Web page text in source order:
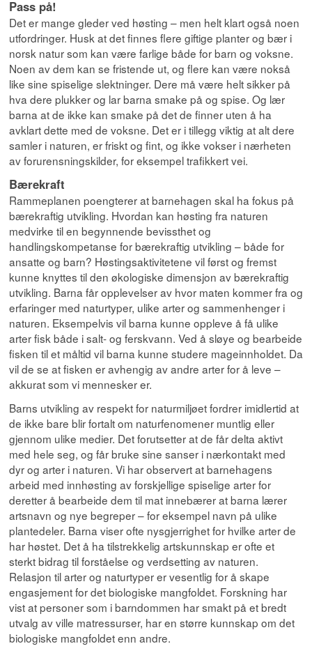
Pass på!
Det er mange gleder ved høsting – men helt klart også noen
utfordringer. Husk at det finnes flere giftige planter og bær i
norsk natur som kan være farlige både for barn og voksne.
Noen av dem kan se fristende ut, og flere kan være nokså
like sine spiselige slektninger. Dere må være helt sikker på
hva dere plukker og lar barna smake på og spise. Og lær
barna at de ikke kan smake på det de finner uten å ha
avklart dette med de voksne. Det er i tillegg viktig at alt dere
samler i naturen, er friskt og fint, og ikke vokser i nærheten
av forurensningskilder, for eksempel trafikkert vei.
Bærekraft
Rammeplanen poengterer at barnehagen skal ha fokus på
bærekraftig utvikling. Hvordan kan høsting fra naturen
medvirke til en begynnende bevissthet og
handlingskompetanse for bærekraftig utvikling – både for
ansatte og barn? Høstingsaktivitetene vil først og fremst
kunne knyttes til den økologiske dimensjon av bærekraftig
utvikling. Barna får opplevelser av hvor maten kommer fra og
erfaringer med naturtyper, ulike arter og sammenhenger i
naturen. Eksempelvis vil barna kunne oppleve å få ulike
arter fisk både i salt- og ferskvann. Ved å sløye og bearbeide
fisken til et måltid vil barna kunne studere mageinnholdet. Da
vil de se at fisken er avhengig av andre arter for å leve –
akkurat som vi mennesker er.
Barns utvikling av respekt for naturmiljøet fordrer imidlertid at
de ikke bare blir fortalt om naturfenomener muntlig eller
gjennom ulike medier. Det forutsetter at de får delta aktivt
med hele seg, og får bruke sine sanser i nærkontakt med
dyr og arter i naturen. Vi har observert at barnehagens
arbeid med innhøsting av forskjellige spiselige arter for
deretter å bearbeide dem til mat innebærer at barna lærer
artsnavn og nye begreper – for eksempel navn på ulike
plantedeler. Barna viser ofte nysgjerrighet for hvilke arter de
har høstet. Det å ha tilstrekkelig artskunnskap er ofte et
sterkt bidrag til forståelse og verdsetting av naturen.
Relasjon til arter og naturtyper er vesentlig for å skape
engasjement for det biologiske mangfoldet. Forskning har
vist at personer som i barndommen har smakt på et bredt
utvalg av ville matressurser, har en større kunnskap om det
biologiske mangfoldet enn andre.